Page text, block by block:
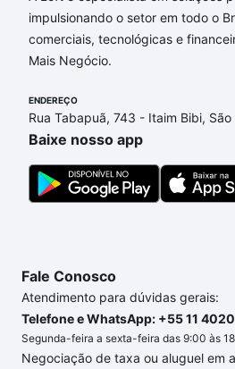
impulsionando o setor em todo o
comerciais, tecnológicas e
Mais Negócio.
ENDEREÇO
Rua Tabapuã, 743 - Itaim Bibi,
Baixe nosso app
Fale Conosco
Atendimento para dúvidas gerais:
Telefone e WhatsApp: +55 11
Segunda-feira a sexta-feira das 9:00 às
Negociação de taxa ou aluguel em